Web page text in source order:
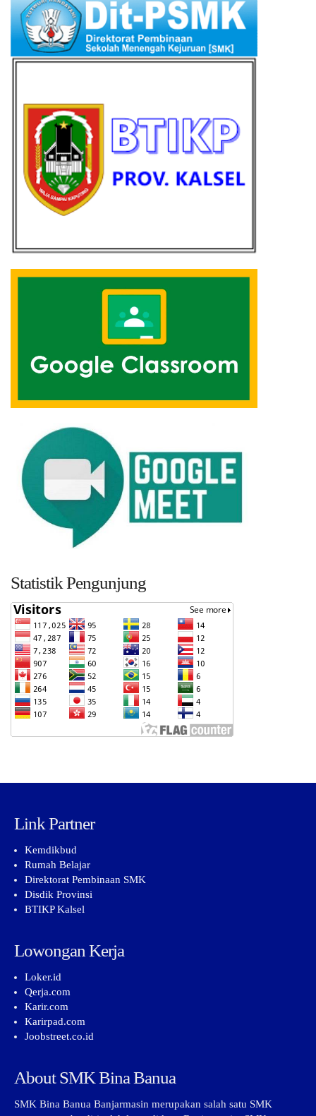
Statistik Pengunjung
Link Partner
Kemdikbud
Rumah Belajar
Direktorat Pembinaan SMK
Disdik Provinsi
BTIKP Kalsel
Lowongan Kerja
Loker.id
Qerja.com
Karir.com
Karirpad.com
Joobstreet.co.id
About SMK Bina Banua
SMK Bina Banua Banjarmasin merupakan salah satu SMK